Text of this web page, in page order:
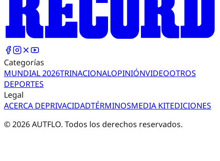
Categorías
MUNDIAL 2026TRINACIONALOPINIÓNVIDEOOTROS
DEPORTES
Legal
ACERCA DEPRIVACIDADTÉRMINOSMEDIA KITEDICIONES
©2026AUTFLO. Todos los derechos reservados.